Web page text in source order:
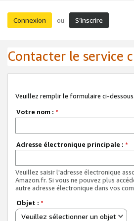
Connexion ou S’inscrire
Contacter le service
Veuillez remplir le formulaire ci-dessous.
Votre nom : *
Adresse électronique principale : *
Veuillez saisir l'adresse électronique
Amazon.fr. Si vous ne pouvez plus
autre adresse électronique dans vos
Objet : *
Veuillez sélectionner un objet